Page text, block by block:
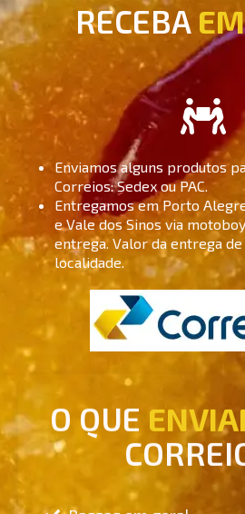
RECEBA
Enviamos alguns produtos
Correios: Sedex ou PAC.
Entregamos em Porto
e Vale dos Sinos via
entrega. Valor da entrega
localidade.
O QUE